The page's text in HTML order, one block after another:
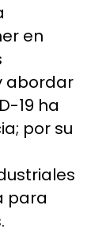
en
abordar
19 ha
por su
para